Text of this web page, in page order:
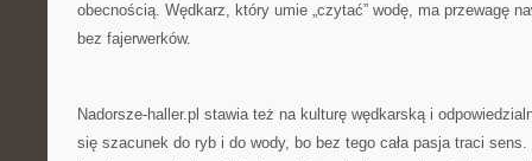
obecnością. Wędkarz, który umie „czytać” wodę, ma przewagę
bez fajerwerków.
Nadorsze-haller.pl stawia też na kulturę wędkarską i
się szacunek do ryb i do wody, bo bez tego cała pasja traci